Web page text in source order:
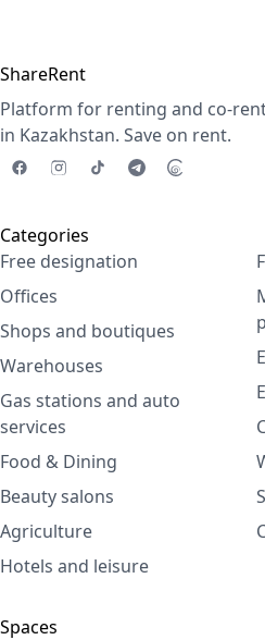
ShareRent
Platform for renting and co-
in Kazakhstan. Save on rent.
Categories
Free designation
Offices
Shops and boutiques
Warehouses
Gas stations and auto
services
Food & Dining
Beauty salons
Agriculture
Hotels and leisure
Spaces